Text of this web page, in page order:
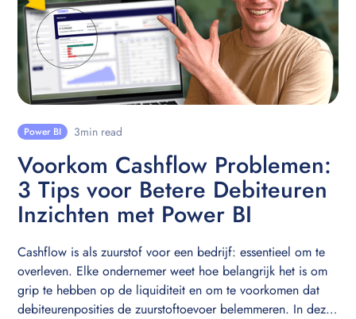
Power BI 3min read
Voorkom Cashflow Problemen:
3 Tips voor Betere Debiteuren
Inzichten met Power BI
Cashflow is als zuurstof voor een bedrijf: essentieel om te
overleven. Elke ondernemer weet hoe belangrijk het is om
grip te hebben op de liquiditeit en om te voorkomen dat
debiteurenposities de zuurstoftoevoer belemmeren. In deze